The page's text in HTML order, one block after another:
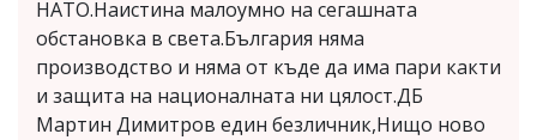
НАТО.Наистина малоумно на сегашната
обстановка в света.България няма
производство и няма от къде да има пари какти
и защита на националната ни цялост.ДБ
Мартин Димитров един безличник,Нищо ново